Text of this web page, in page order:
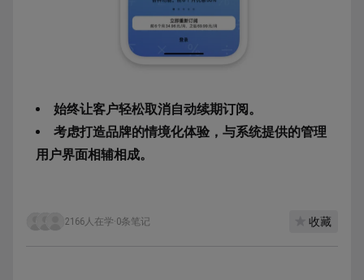
始终让客户轻松取消自动续期订阅。
考虑打造品牌的情境化体验，与系统提供的管理
用户界面相辅相成。
2166人在学·0条笔记 收藏